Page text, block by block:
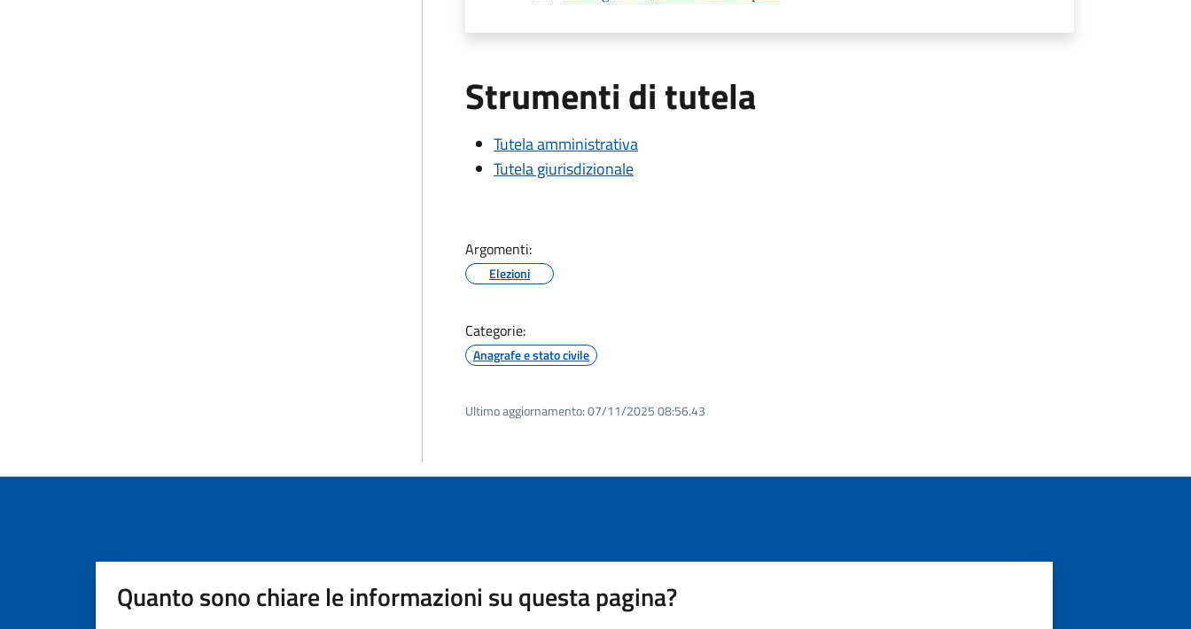
Strumenti di tutela
Tutela amministrativa
Tutela giurisdizionale
Argomenti:
Elezioni
Categorie:
Anagrafe e stato civile
Ultimo aggiornamento:07/11/2025 08:56.43
Quanto sono chiare le informazioni su questa pagina?